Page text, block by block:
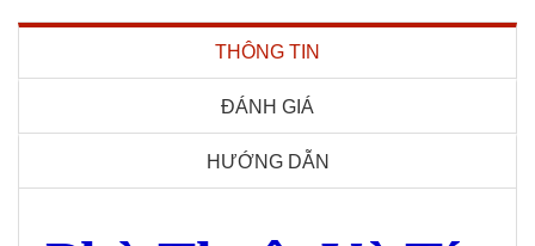
THÔNG TIN
ĐÁNH GIÁ
HƯỚNG DẪN